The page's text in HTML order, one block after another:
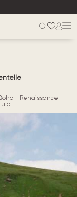
- Renaissance:
Lula